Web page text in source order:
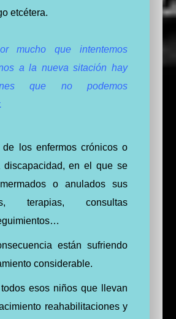
etcétera.
mucho que intentemos
a la nueva sitación hay
que no podemos
los enfermos crónicos o
discapacidad, en el que se
o anulados sus
terapias, consultas
están sufriendo
considerable.
esos niños que llevan
reahabilitaciones y